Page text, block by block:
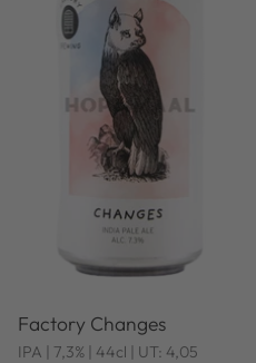
Factory Changes
IPA | 7,3% | 44cl | UT: 4,05